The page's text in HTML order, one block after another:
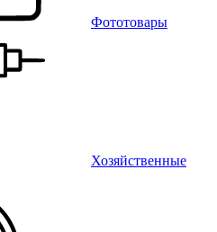
Фототовары
Хозяйственные